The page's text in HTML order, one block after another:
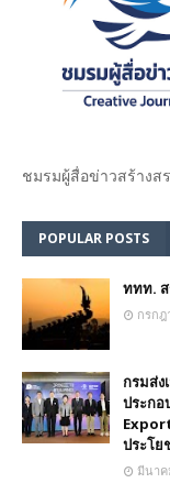
ชมรม​ผู้สื่อข่าวสร้างส
POPULAR POSTS
ททท. ส
กรกฎ
กรมส่ง
ประกอ
ประโย
มีนาค